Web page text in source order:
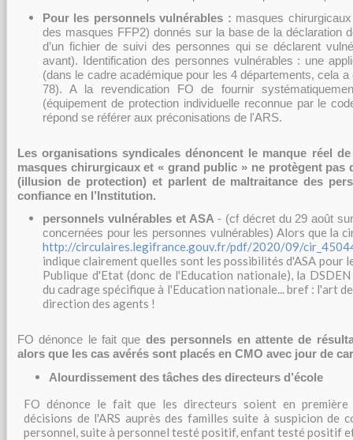
Pour les personnels vulnérables : masques
des masques FFP2) donnés sur la base de la déclaration
d’un fichier de suivi des personnes qui se déclarent
avant). Identification des personnes vulnérables : une
(dans le cadre académique pour les 4 départements, cela
78). A la revendication FO de fournir
(équipement de protection individuelle reconnue par le
répond se référer aux préconisations de l'ARS.
Les organisations syndicales dénoncent le manque réel
masques chirurgicaux et « grand public » ne protègent pas
(illusion de protection) et parlent de maltraitance des
confiance en l’Institution.
personnels vulnérables et ASA - (cf décret du 29 août
concernées pour les personnes vulnérables)Alors que la
http://circulaires.legifrance.gouv.fr/pdf/2020/09/
indique clairement quelles sont les possibilités d'ASA pour
Publique d'Etat (donc de l'Education nationale), la
du cadrage spécifique à l'Education nationale... bref : l'art
direction des agents !
FO dénonce le fait que des personnels en attente de
alors que les cas avérés sont placés en CMO avec jour de
Alourdissement des tâches des directeurs d’école
FO dénonce le fait que les directeurs soient en
décisions de l'ARS auprès des familles suite à suspicion de
personnel, suite à personnel testé positif, enfant testé positif